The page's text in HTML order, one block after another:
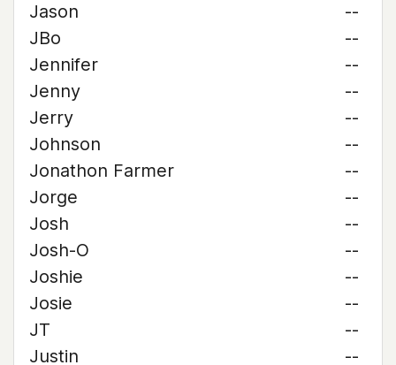
Jason
--
JBo
--
Jennifer
--
Jenny
--
Jerry
--
Johnson
--
Jonathon Farmer
--
Jorge
--
Josh
--
Josh-O
--
Joshie
--
Josie
--
JT
--
Justin
--